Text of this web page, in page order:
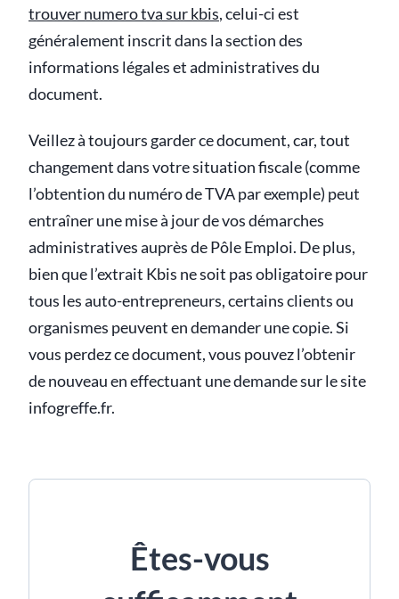
trouver numero tva sur kbis, celui-ci est
généralement inscrit dans la section des
informations légales et administratives du
document.
Veillez à toujours garder ce document, car, tout
changement dans votre situation fiscale (comme
l’obtention du numéro de TVA par exemple) peut
entraîner une mise à jour de vos démarches
administratives auprès de Pôle Emploi. De plus,
bien que l’extrait Kbis ne soit pas obligatoire pour
tous les auto-entrepreneurs, certains clients ou
organismes peuvent en demander une copie. Si
vous perdez ce document, vous pouvez l’obtenir
de nouveau en effectuant une demande sur le site
infogreffe.fr.
Êtes-vous